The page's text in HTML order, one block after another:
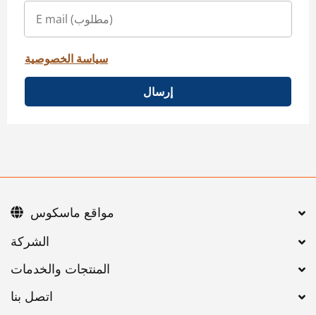
سياسة الخصوصية
إرسال
اتصل بنا
مواقع ماسكوس